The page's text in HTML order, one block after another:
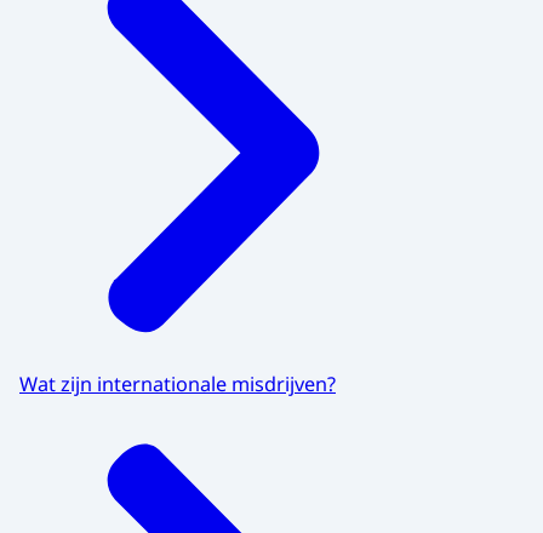
Wat zijn internationale misdrijven?